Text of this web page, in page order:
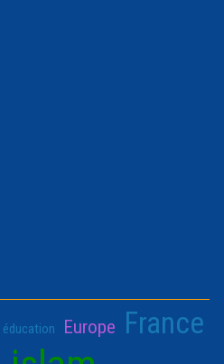
éducation Europe France